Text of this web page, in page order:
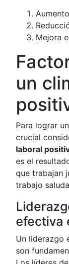
Mejora
un
Para lograr
crucial
laboral
es el
que trabajan
trabajo
efectiva
Un liderazgo
son